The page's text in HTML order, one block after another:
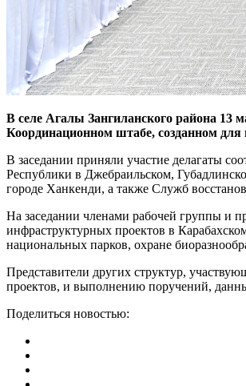
В селе Агалы Зангиланского района 13
Координационном штабе, созданном
В заседании приняли участие делагаты
Республики в Джебраильском,
городе Ханкенди, а также Служб
На заседании членами рабочей группы и
инфраструктурных проектов в
национальных парков, охране
Представители других структур,
проектов, и выполнению поручений,
Поделиться новостью: